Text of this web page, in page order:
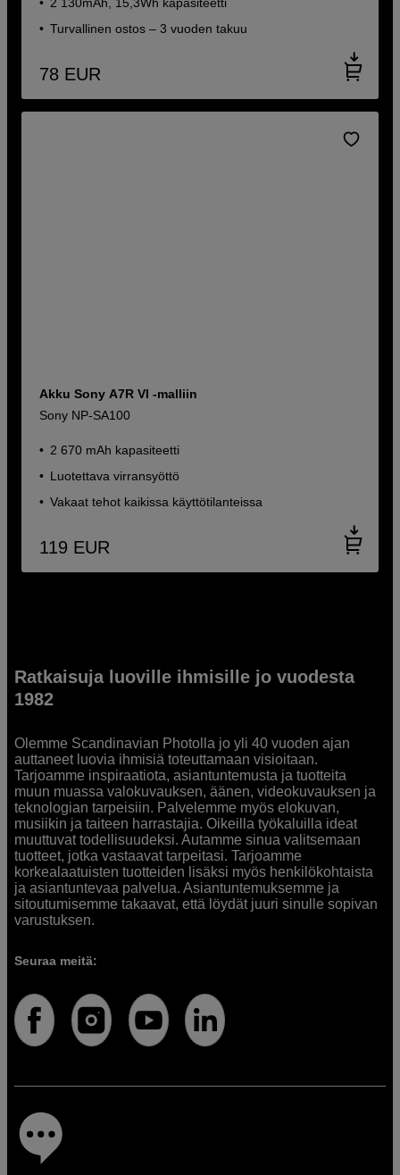
Turvallinen ostos – 3 vuoden takuu
78 EUR
Akku Sony A7R VI -malliin
Sony NP-SA100
2 670 mAh kapasiteetti
Luotettava virransyöttö
Vakaat tehot kaikissa käyttötilanteissa
119 EUR
Ratkaisuja luoville ihmisille jo vuodesta
1982
Olemme Scandinavian Photolla jo yli 40 vuoden ajan
auttaneet luovia ihmisiä toteuttamaan visioitaan.
Tarjoamme inspiraatiota, asiantuntemusta ja tuotteita
muun muassa valokuvauksen, äänen, videokuvauksen ja
teknologian tarpeisiin. Palvelemme myös elokuvan,
musiikin ja taiteen harrastajia. Oikeilla työkaluilla ideat
muuttuvat todellisuudeksi. Autamme sinua valitsemaan
tuotteet, jotka vastaavat tarpeitasi. Tarjoamme
korkealaatuisten tuotteiden lisäksi myös henkilökohtaista
ja asiantuntevaa palvelua. Asiantuntemuksemme ja
sitoutumisemme takaavat, että löydät juuri sinulle sopivan
varustuksen.
Seuraa meitä: